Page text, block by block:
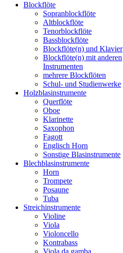
Blockflöte
Sopranblockflöte
Altblockflöte
Tenorblockflöte
Bassblockflöte
Blockflöte(n) und Klavier
Blockflöte(n) mit anderen
Instrumenten
mehrere Blockflöten
Schul- und Studienwerke
Holzblasinstrumente
Querflöte
Oboe
Klarinette
Saxophon
Fagott
Englisch Horn
Sonstige Blasinstrumente
Blechblasinstrumente
Horn
Trompete
Posaune
Tuba
Streichinstrumente
Violine
Viola
Violoncello
Kontrabass
Viola da gamba